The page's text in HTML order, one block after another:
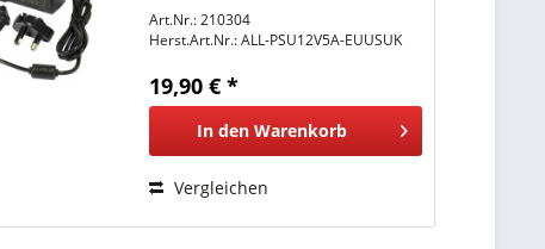
Stromstärke benötigen. Standard
Stecker 5,5mm / 2,5mm
Hohlstecker. Kompatibel auch
für...
Art.Nr.: 210304
Herst.Art.Nr.:ALL-PSU12V5A-EUUSUK
19,90 € *
In den Warenkorb
Vergleichen